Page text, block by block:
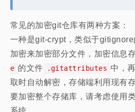
Programming
关于作者
常见的加密git仓库有两种方案：
一种是git-crypt，类似于
加密来加密部分文件，加密信息
e 的文件 .gitattributes 中，
取时自动解密，存储端利用现有
要加密整个存储库，请考虑使用